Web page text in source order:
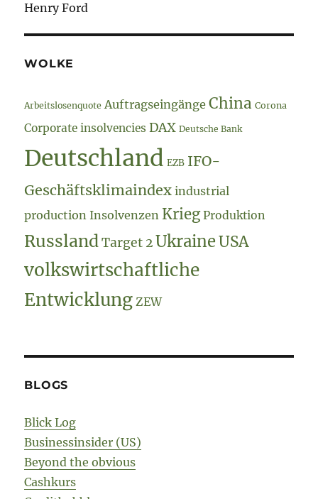
Henry Ford
WOLKE
Arbeitslosenquote Auftragseingänge China Corona
Corporate insolvencies DAX Deutsche Bank
Deutschland EZB IFO-
Geschäftsklimaindex industrial
production Insolvenzen Krieg Produktion
Russland Target 2 Ukraine USA
volkswirtschaftliche
Entwicklung ZEW
BLOGS
Blick Log
Businessinsider (US)
Beyond the obvious
Cashkurs